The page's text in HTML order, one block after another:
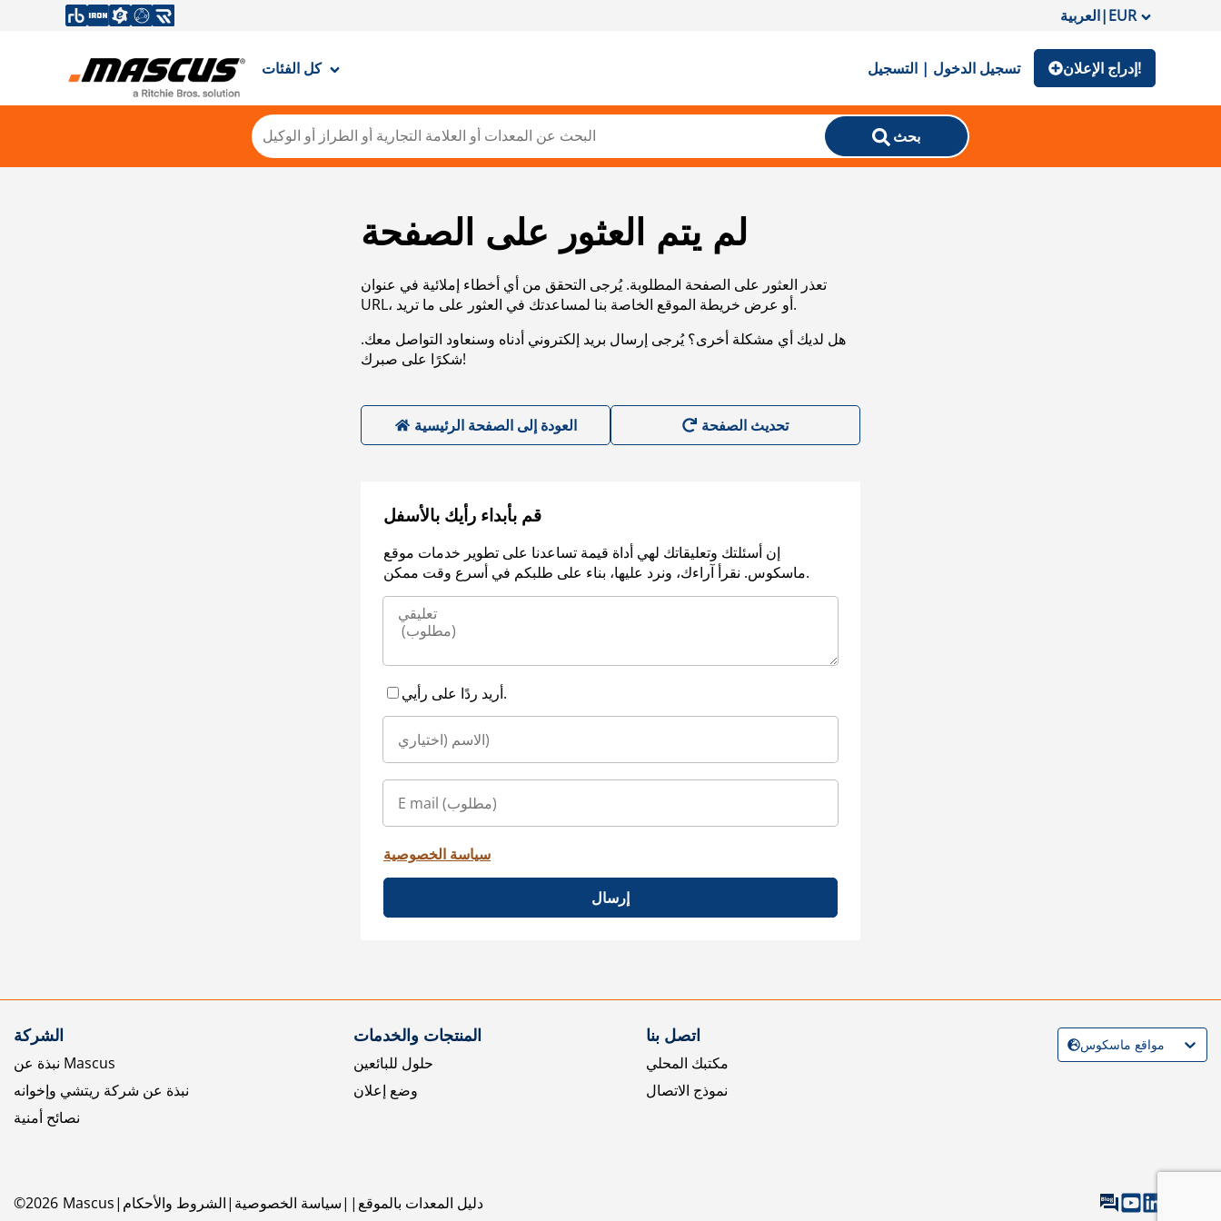
العربية|EUR
كل الفئات تسجيل الدخول | التسجيل إدراج الإعلان!
بحث
لم يتم العثور على الصفحة
تعذر العثور على الصفحة المطلوبة. يُرجى التحقق من أي أخطاء إملائية في عنوان
URL، أو عرض خريطة الموقع الخاصة بنا لمساعدتك في العثور على ما تريد.
هل لديك أي مشكلة أخرى؟ يُرجى إرسال بريد إلكتروني أدناه وسنعاود التواصل معك.
شكرًا على صبرك!
العودة إلى الصفحة الرئيسية
قم بأبداء رأيك بالأسفل
إن أسئلتك وتعليقاتك لهي أداة قيمة تساعدنا على تطوير خدمات موقع
ماسكوس. نقرأ آراءك، ونرد عليها، بناء على طلبكم في أسرع وقت ممكن.
أريد ردًا على رأيي.
سياسة الخصوصية
إرسال
الشركة
نبذة عن Mascus
نبذة عن شركة ريتشي وإخوانه
نصائح أمنية
المنتجات والخدمات
حلول للبائعين
وضع إعلان
اتصل بنا
مكتبك المحلي
نموذج الاتصال
©2026 Mascus الشروط والأحكام سياسة الخصوصية دليل المعدات بالموقع
مواقع ماسكوس